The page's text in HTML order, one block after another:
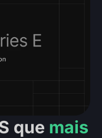
que mais